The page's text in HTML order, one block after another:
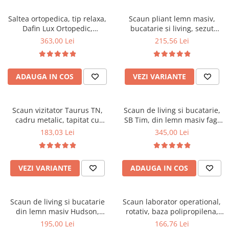
Saltele cu arcuri impachetate
individual
Saltele Memory Pocket
Saltele Memory Foam
Saltele Memory Pocket
Saltele cu plasa arcuri
Saltele cu spuma
Saltele cu spuma poliuretanica
Saltele Latex
Saltele 140x200
Saltele 180x200
Top saltele
Paturi
Seturi de pat si saltea
Masute de toaleta
Mobilier living
Scaune pentru living
Comode living
Set mese plus scaune
Mobilier birou
Scaune ergonomice
Etajere Birou
Birouri
Scaune pentru birou
Scaune pentru vizitatori
Scaune birou
Scaune profesionale
Scaune resigilate
Scaune conferinta
Scaune terasa si outdoor
Saltea ortopedica, tip relaxa,
Dafin Lux Ortopedic,
90x200x21cm, fermitate
Bonell, fata vara-iarna, sistem
de aerisire cu butoni, Salt
Confort
363,00 Lei
ADAUGA IN COS
Scaun pliant lemn masiv,
bucatarie si living, sezut
tapitat cu piele ecologica, 100
215,56 Lei
VEZI VARIANTE
Scaun vizitator Taurus TN,
cadru metalic, tapitat cu
stofa, stivuibil, 120 kg, negru
183,03 Lei
VEZI VARIANTE
Scaun de living si bucatarie,
SB Tim, din lemn masiv fag,
tapiterie stofa, lacuit, 120 kg,
345,00 Lei
ADAUGA IN COS
Scaun de living si bucatarie
din lemn masiv Hudson,
tapiterie stofa,100 kg,
195,00 Lei
Scaun laborator operational,
rotativ, baza polipropilena,
piele ecologica, inaltime
166,76 Lei